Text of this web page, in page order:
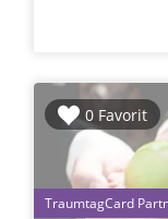
0 Favorit